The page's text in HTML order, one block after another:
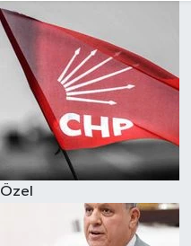
Özel
Eğitim
Ekonomi
Gündem
Magazin
Son Dakika Haberleri
Haber Arşivi